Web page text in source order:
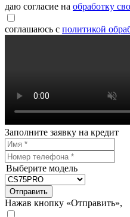
даю согласие на обработку
соглашаюсь с политикой
Заполните заявку на кредит
Выберите модель
Отправить
Нажав кнопку «Отправить»,